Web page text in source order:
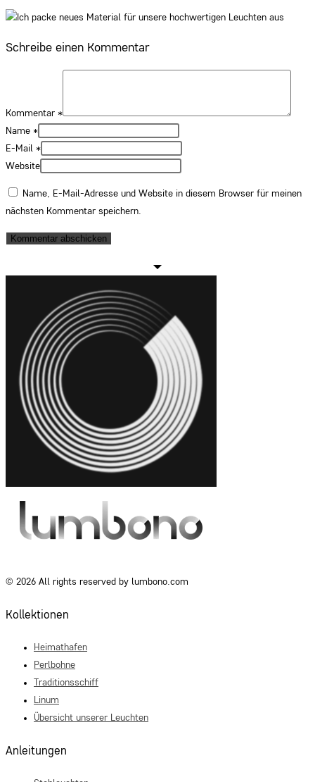
Schreibe einen Kommentar
Kommentar *
Name *
E-Mail *
Website
Name, E-Mail-Adresse und Website in diesem Browser für meinen
nächsten Kommentar speichern.
© 2026 All rights reserved by lumbono.com
Kollektionen
Heimathafen
Perlbohne
Traditionsschiff
Linum
Übersicht unserer Leuchten
Anleitungen